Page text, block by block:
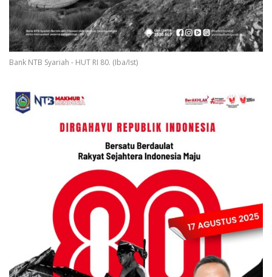
Bank NTB Syariah - HUT RI 80. (Iba/Ist)